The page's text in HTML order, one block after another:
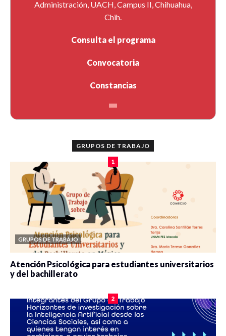
Administración, UACH, Campus II, Chihuahua,
Chih.
Consulta el programa
Convocatoria
Constancias
GRUPOS DE TRABAJO
1
GRUPOS DE TRABAJO
Atención Psicológica para estudiantes universitarios
y del bachillerato
2